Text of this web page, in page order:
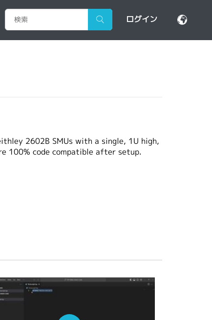
ログイン
2602B SMUs with a single, 1U high,
100% code compatible after setup.